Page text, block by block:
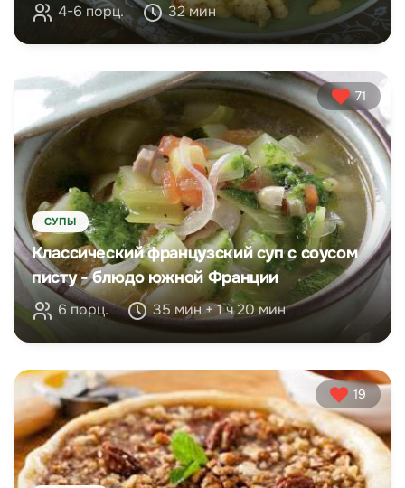
4-6 порц. 32 мин
71
СУПЫ
Классический французский суп с соусом
писту - блюдо южной Франции
6 порц. 35 мин + 1 ч 20 мин
19